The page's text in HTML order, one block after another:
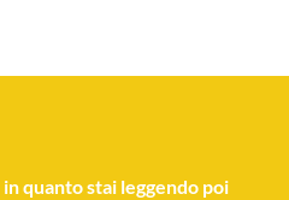
in quanto stai leggendo poi